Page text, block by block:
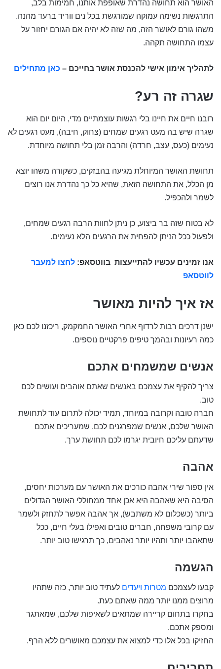
האושר הוא תחושה נהדרת שאופפת אותנו, חמימות בלב,
התרגשות נשימה עמוקה שמורגשת בכל נים ווריד ברעד מהנה.
משהו גורם לאושר הזה, מה שזה לא יהיה אם הגורם יחזור על
עצמו התחושה תקהה.
לתהליך אימון אישי להכנסת אושר בחייכם – כאן מתחילים
שגרה זה רע?
רובנו חיים את חיינו בלי רגשות עוצמתיים מדי, היום יום הוא
שגרה שיש בה מעט רגעים שמחים (צחוק, חיבה), מעט רגעים לא
נעימים (כעס, עצב, חרדה) והרבה זמן בלי תחושה מיוחדת.
תחושת האושר המיוחלת מגיעה בהבזקים, כשקורה משהו יוצא
מן הכלל, את התחושה הזאת, שהיא כל כך נהדרת אנו רוצים
לשמר ולהכפיל.
לא בטוח שזה בר ביצוע, כן ניתן לחוות הרבה רגעים שמחים,
ולפעול ככל הניתן להפחית את הרגעים הלא נעימים.
אנו זמינים עכשיו להתייעצות בווטסאפ: לחצו למעבר
לווטסאפ
אז איך להיות מאושר
ישנן דרכים רבות לרדוף אחרי האושר החמקמק, ריכזנו לכם כאן
כמה רעיונות ובהמך טיפים פרקטיים נוספים.
אנשים שמשמחים אתכם
צריך להקיף את עצמכם באנשים שאתם אוהבים ועושים לכם
טוב.
חברה טובה וקרובה במיוחד, תמיד יכולה לתרום עוד לתחושת
האושר שלכם, אנשים שמפרגנים לכם, שמעריכים אתכם
שדעתם עליכם חיובית יגרמו לכם תחושת ערך.
אהבה
אין ספור שירי אהבה כורכים את האושר עם מערכות יחסים,
הסיבה היא שאהבה היא אכן אחד ממחוללי האושר הגדולים
ביותר (כשכלום לא משתבש), אך אהבה אפשר לתחזק ולשמר
עם קרובי משפחה, חברים טובים ואפילו בעלי חיים, ככל
שתאהבו יותר ותהיו יותר נאהבים, כך תרגישו טוב יותר.
הגשמה
קבעו לעצמכם מטרות ויעדים לעתיד טוב יותר, כזה שתהיו
מרוצים ממנו יותר ממה שאתם כעת.
בחקרו בתחום קריירה שמתאים לשאיפות שלכם, שמאתגר
ומספק אתכם.
החזיקו בכל אלו כדי למצוא את עצמכם מאושרים ללא הרף.